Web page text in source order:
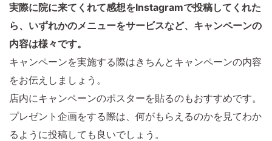
実際に院に来てくれて感想をInstagramで投稿してくれた
ら、いずれかのメニューをサービスなど、キャンペーンの
内容は様々です。
キャンペーンを実施する際はきちんとキャンペーンの内容
をお伝えしましょう。
店内にキャンペーンのポスターを貼るのもおすすめです。
プレゼント企画をする際は、何がもらえるのかを見てわか
るように投稿しても良いでしょう。